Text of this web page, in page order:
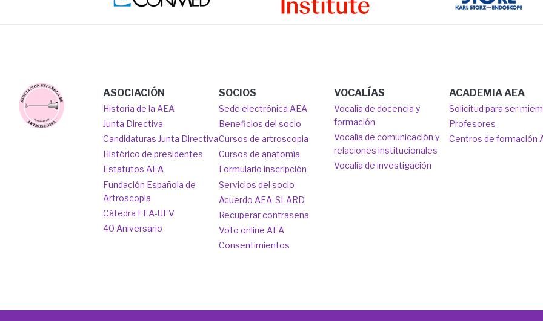
Image
Main
navigation
ASOCIACIÓN
Historia de la AEA
Junta Directiva
Candidaturas Junta Directiva
Histórico de presidentes
Estatutos AEA
Fundación Española de
Artroscopia
Cátedra FEA-UFV
40 Aniversario
SOCIOS
Sede electrónica AEA
Beneficios del socio
Cursos de artroscopia
Cursos de anatomía
Formulario inscripción
Servicios del socio
Acuerdo AEA-SLARD
Recuperar contraseña
Voto online AEA
Consentimientos
VOCALÍAS
Vocalía de docencia y
formación
Vocalía de comunicación y
relaciones institucionales
Vocalía de investigación
ACADEMIA AEA
Solicitud para ser
Profesores
Centros de formación